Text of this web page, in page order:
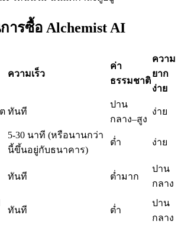
ขาย
ดลอก
ารแบ่งปันผลกำไรและค่าคอมมิชชั่นการคัด
รซื้อ Alchemist AI
ความเร็ว
ค่า
ธรรมชาติ
ความ
ยาก
ง่าย
ทันที
ปาน
กลาง–สูง
ง่าย
5-30 นาที (หรือนานกว่า
นี้ขึ้นอยู่กับธนาคาร)
ต่ำ ง่าย
ทันที ต่ำมาก
ปาน
กลาง
ทันที ต่ำ
ปาน
กลาง